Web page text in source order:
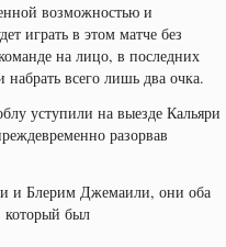
возможностью и
играть в этом матче без
на лицо, в последних
всего лишь два очка.
уступили на выезде Кальяри
разорвав
и Блерим Джемаили, они оба
который был